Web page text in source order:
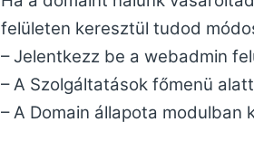
felületen keresztül tudod
– Jelentkezz be a webadmin
– A Szolgáltatások főmenü
– A Domain állapota modulban